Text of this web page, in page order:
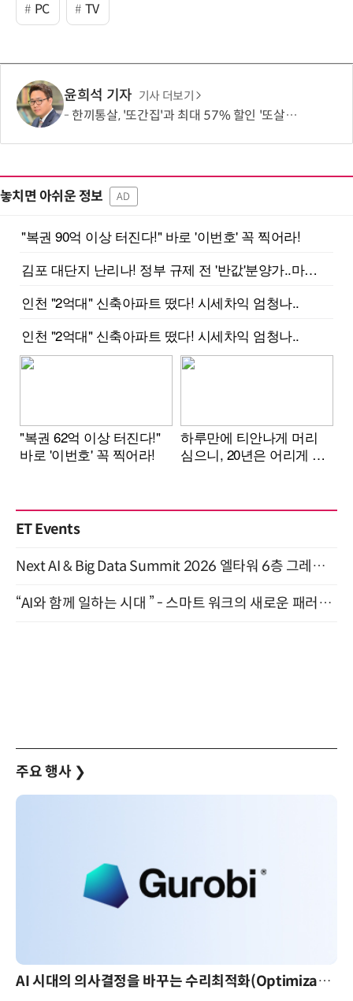
PC TV
윤희석 기자 기사 더보기
한끼통살, '또간집'과 최대 57% 할인 '또살집' 프로모션
놓치면 아쉬운 정보 AD
ET Events
Next AI & Big Data Summit 2026 엘타워 6층 그레이스홀 개최 (9/18)
“AI와 함께 일하는 시대 ” - 스마트 워크의 새로운 패러다임 (9/11)
주요 행사 ❯
AI 시대의 의사결정을 바꾸는 수리최적화(Optimization): 실제 산업 적용 사례와 활용 전략